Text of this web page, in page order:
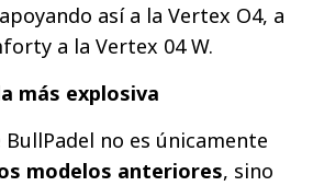
así a la Vertex O4, a
a la Vertex 04 W.
más explosiva
BullPadel no es únicamente
modelos anteriores, sino